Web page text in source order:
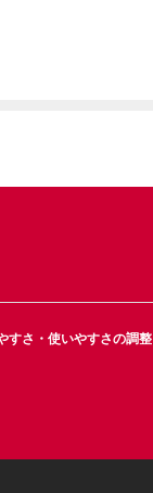
すさ・使いやすさの調整